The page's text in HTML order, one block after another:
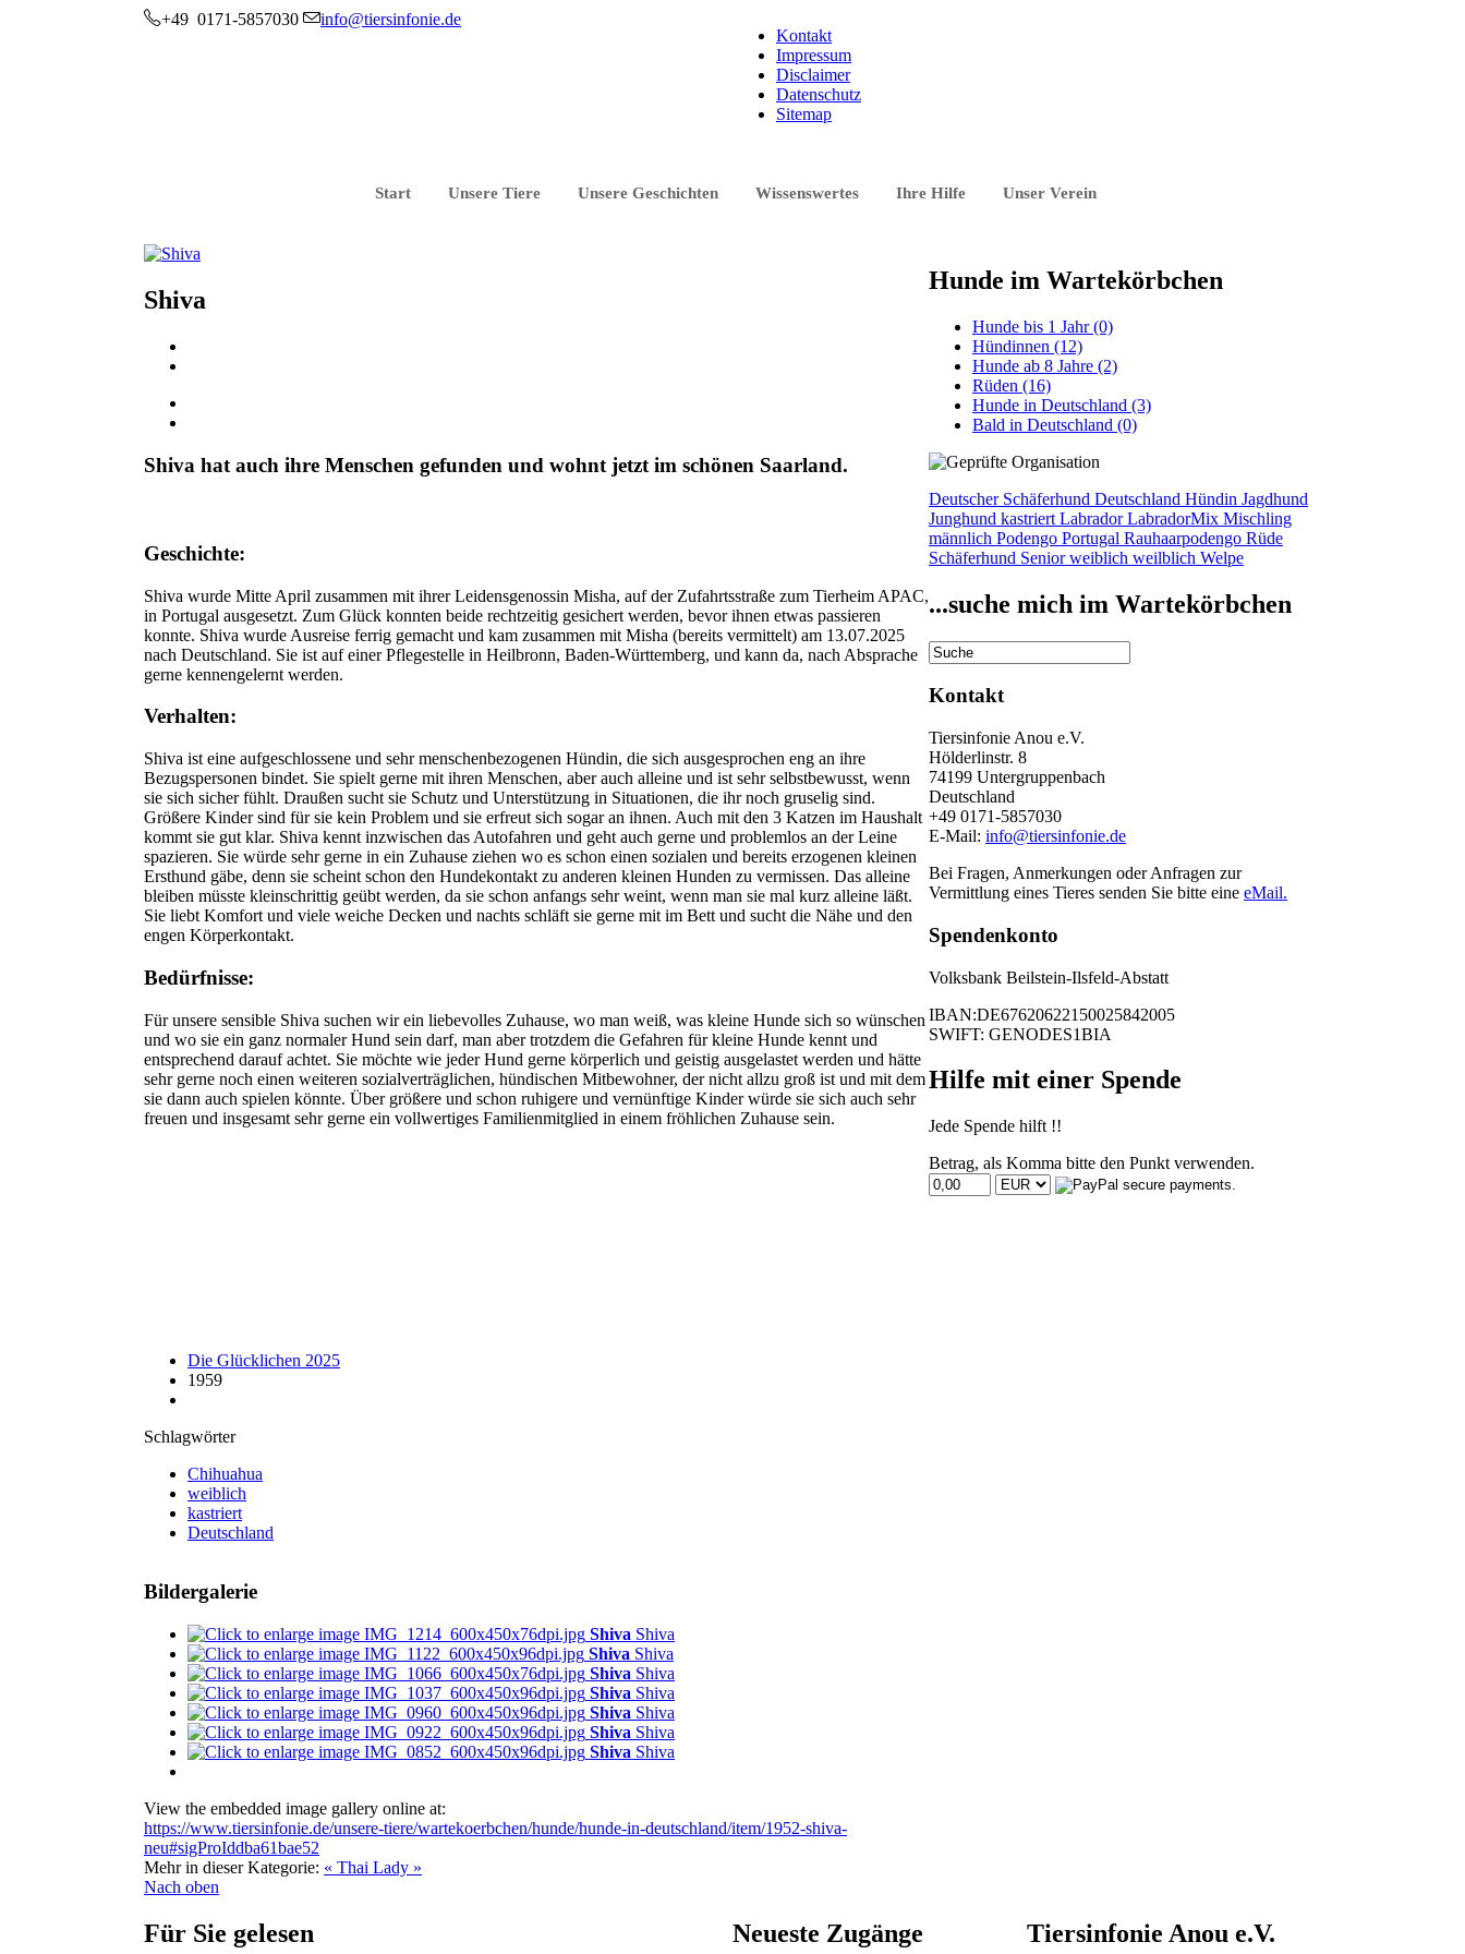
+49 0171-5857030 info@tiersinfonie.de
Kontakt
Impressum
Disclaimer
Datenschutz
Sitemap
Start Unsere Tiere Unsere Geschichten Wissenswertes Ihre Hilfe Unser Verein
Shiva
Shiva hat auch ihre Menschen gefunden und wohnt jetzt im schönen Saarland.
Geschichte:
Shiva wurde Mitte April zusammen mit ihrer Leidensgenossin Misha, auf der Zufahrtsstraße zum Tierheim APAC,
in Portugal ausgesetzt. Zum Glück konnten beide rechtzeitig gesichert werden, bevor ihnen etwas passieren
konnte. Shiva wurde Ausreise ferrig gemacht und kam zusammen mit Misha (bereits vermittelt) am 13.07.2025
nach Deutschland. Sie ist auf einer Pflegestelle in Heilbronn, Baden-Württemberg, und kann da, nach Absprache
gerne kennengelernt werden.
Verhalten:
Shiva ist eine aufgeschlossene und sehr menschenbezogenen Hündin, die sich ausgesprochen eng an ihre
Bezugspersonen bindet. Sie spielt gerne mit ihren Menschen, aber auch alleine und ist sehr selbstbewusst, wenn
sie sich sicher fühlt. Draußen sucht sie Schutz und Unterstützung in Situationen, die ihr noch gruselig sind.
Größere Kinder sind für sie kein Problem und sie erfreut sich sogar an ihnen. Auch mit den 3 Katzen im Haushalt
kommt sie gut klar. Shiva kennt inzwischen das Autofahren und geht auch gerne und problemlos an der Leine
spazieren. Sie würde sehr gerne in ein Zuhause ziehen wo es schon einen sozialen und bereits erzogenen kleinen
Ersthund gäbe, denn sie scheint schon den Hundekontakt zu anderen kleinen Hunden zu vermissen. Das alleine
bleiben müsste kleinschrittig geübt werden, da sie schon anfangs sehr weint, wenn man sie mal kurz alleine läßt.
Sie liebt Komfort und viele weiche Decken und nachts schläft sie gerne mit im Bett und sucht die Nähe und den
engen Körperkontakt.
Bedürfnisse:
Für unsere sensible Shiva suchen wir ein liebevolles Zuhause, wo man weiß, was kleine Hunde sich so wünschen
und wo sie ein ganz normaler Hund sein darf, man aber trotzdem die Gefahren für kleine Hunde kennt und
entsprechend darauf achtet. Sie möchte wie jeder Hund gerne körperlich und geistig ausgelastet werden und hätte
sehr gerne noch einen weiteren sozialverträglichen, hündischen Mitbewohner, der nicht allzu groß ist und mit dem
sie dann auch spielen könnte. Über größere und schon ruhigere und vernünftige Kinder würde sie sich auch sehr
freuen und insgesamt sehr gerne ein vollwertiges Familienmitglied in einem fröhlichen Zuhause sein.
Die Glücklichen 2025
1959
Schlagwörter
Chihuahua
weiblich
kastriert
Deutschland
Bildergalerie
Shiva Shiva
Shiva Shiva
Shiva Shiva
Shiva Shiva
Shiva Shiva
Shiva Shiva
Shiva Shiva
View the embedded image gallery online at:
https://www.tiersinfonie.de/unsere-tiere/wartekoerbchen/hunde/hunde-in-deutschland/item/1952-shiva-
neu#sigProIddba61bae52
Mehr in dieser Kategorie: « Thai Lady »
Nach oben
Hunde im Wartekörbchen
Hunde bis 1 Jahr(0)
Hündinnen (12)
Hunde ab 8 Jahre (2)
Rüden (16)
Hunde in Deutschland (3)
Bald in Deutschland (0)
Deutscher Schäferhund Deutschland Hündin Jagdhund
Junghund kastriert LabradorLabradorMix Mischling
männlich Podengo Portugal Rauhaarpodengo Rüde
Schäferhund Seniorweiblich weilblich Welpe
...suche mich im Wartekörbchen
Kontakt
Tiersinfonie Anou e.V.
Hölderlinstr. 8
74199 Untergruppenbach
Deutschland
+49 0171-5857030
E-Mail: info@tiersinfonie.de
Bei Fragen, Anmerkungen oder Anfragen zur
Vermittlung eines Tieres senden Sie bitte eine eMail.
Spendenkonto
Volksbank Beilstein-Ilsfeld-Abstatt
IBAN:DE67620622150025842005
SWIFT: GENODES1BIA
Hilfe mit einer Spende
Jede Spende hilft !!
Betrag, als Komma bitte den Punkt verwenden.
Für Sie gelesen Neueste Zugänge Tiersinfonie Anou e.V.